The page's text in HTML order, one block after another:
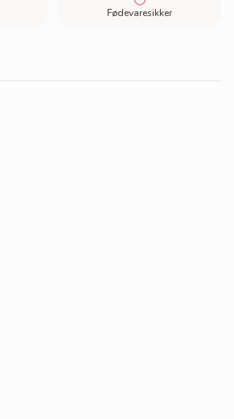
Fødevaresikker